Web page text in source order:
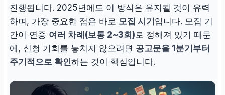
진행됩니다. 2025년에도 이 방식은 유지될 것이 유력
하며, 가장 중요한 점은 바로 모집 시기입니다. 모집 기
간이 연중 여러 차례(보통 2~3회) 로 정해져 있기 때문
에, 신청 기회를 놓치지 않으려면 공고문을 1분기부터
주기적으로 확인하는 것이 핵심입니다.